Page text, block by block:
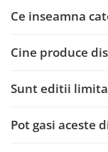
Ce inseamna
Cine produce
Sunt editii
Pot gasi aceste